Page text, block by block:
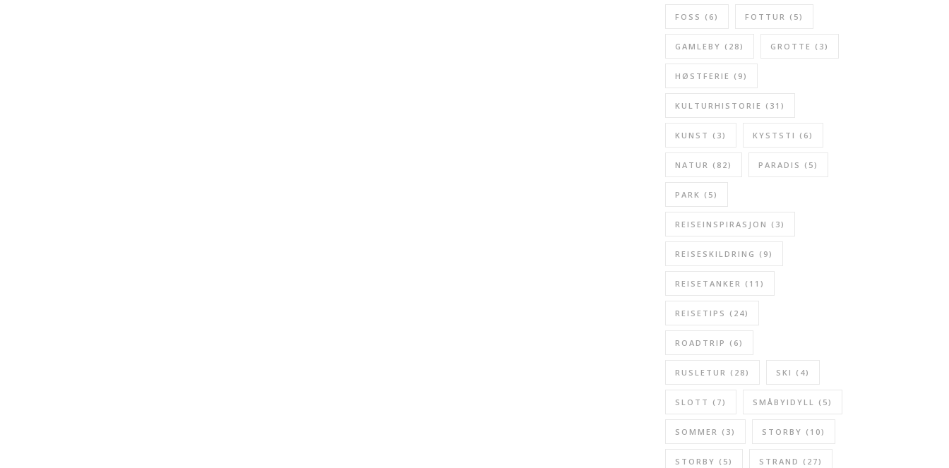
FOSS (6) FOTTUR (5)
GAMLEBY (28) GROTTE (3)
HØSTFERIE (9)
KULTURHISTORIE (31)
KUNST (3) KYSTSTI (6)
NATUR (82) PARADIS (5)
PARK (5)
REISEINSPIRASJON (3)
REISESKILDRING (9)
REISETANKER (11)
REISETIPS (24)
ROADTRIP (6)
RUSLETUR (28) SKI (4)
SLOTT (7) SMÅBYIDYLL (5)
SOMMER (3) STORBY (10)
STORBY (5) STRAND (27)